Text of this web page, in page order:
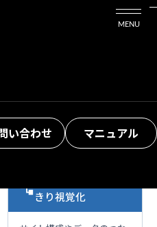
い合わせ マニュアル
MENU
クリプト：
account_treeきり視覚化